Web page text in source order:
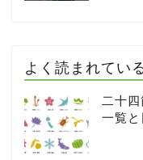
よく読まれてい
二十
一覧と